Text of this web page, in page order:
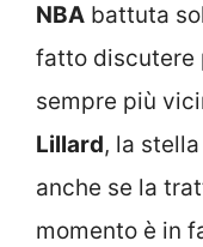
NBA battuta
fatto discutere
sempre più
Lillard, la
anche se la
momento è in